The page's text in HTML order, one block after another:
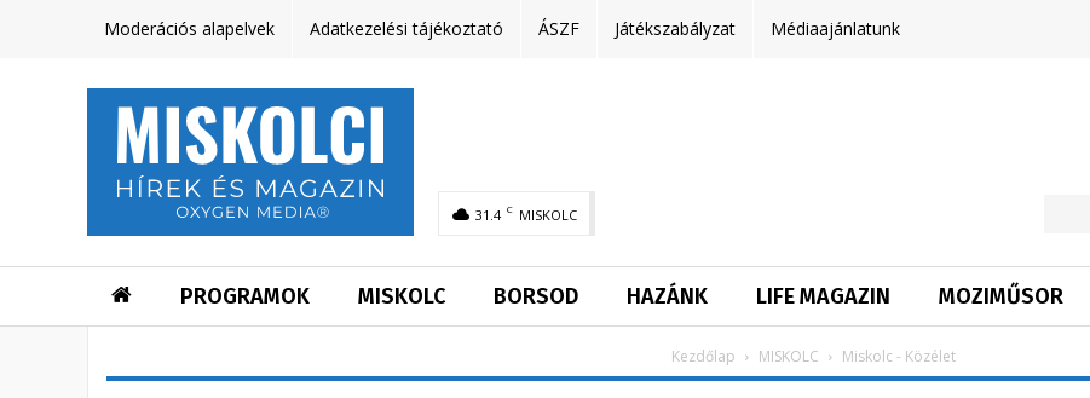
Moderációs alapelvek Adatkezelési tájékoztató ÁSZF Játékszabályzat Médiaajánlatunk
31.4 C MISKOLC
PROGRAMOK MISKOLC BORSOD HAZÁNK LIFE MAGAZIN MOZIMŰSOR
Kezdőlap MISKOLC Miskolc - Közélet